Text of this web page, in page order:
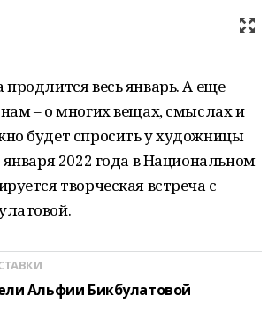
продлится весь январь. А еще
– о многих вещах, смыслах и
будет спросить у художницы
января 2022 года в Национальном
творческая встреча с
Альфии Бикбулатовой